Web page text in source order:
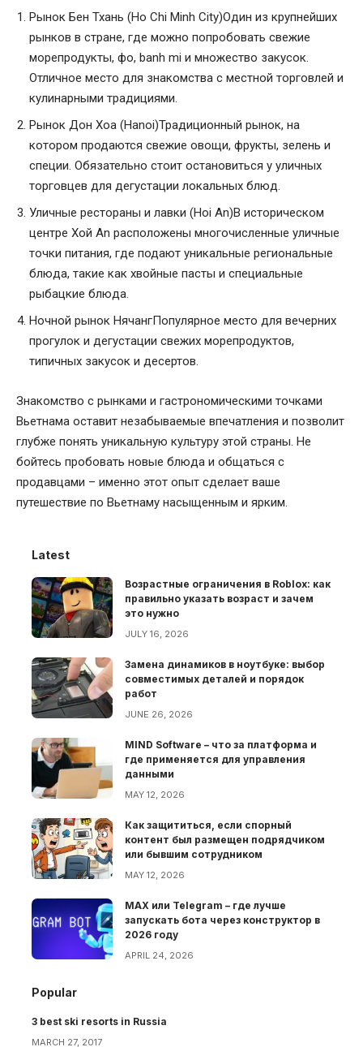
Рынок Бен Тхань (Ho Chi Minh City)Один из крупнейших
рынков в стране, где можно попробовать свежие
морепродукты, фо, banh mi и множество закусок.
Отличное место для знакомства с местной торговлей и
кулинарными традициями.
Рынок Дон Хоа (Hanoi)Традиционный рынок, на
котором продаются свежие овощи, фрукты, зелень и
специи. Обязательно стоит остановиться у уличных
торговцев для дегустации локальных блюд.
Уличные рестораны и лавки (Hoi An)В историческом
центре Хой An расположены многочисленные уличные
точки питания, где подают уникальные региональные
блюда, такие как хвойные пасты и специальные
рыбацкие блюда.
Ночной рынок НячангПопулярное место для вечерних
прогулок и дегустации свежих морепродуктов,
типичных закусок и десертов.
Знакомство с рынками и гастрономическими точками
Вьетнама оставит незабываемые впечатления и позволит
глубже понять уникальную культуру этой страны. Не
бойтесь пробовать новые блюда и общаться с
продавцами – именно этот опыт сделает ваше
путешествие по Вьетнаму насыщенным и ярким.
Latest
Возрастные ограничения в Roblox: как
правильно указать возраст и зачем
это нужно
JULY 16, 2026
Замена динамиков в ноутбуке: выбор
совместимых деталей и порядок
работ
JUNE 26, 2026
MIND Software – что за платформа и
где применяется для управления
данными
MAY 12, 2026
Как защититься, если спорный
контент был размещен подрядчиком
или бывшим сотрудником
MAY 12, 2026
MAX или Telegram – где лучше
запускать бота через конструктор в
2026 году
APRIL 24, 2026
Popular
3 best ski resorts in Russia
MARCH 27, 2017